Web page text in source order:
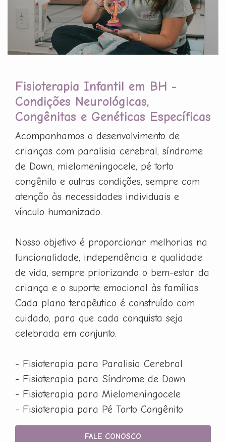
Fisioterapia Infantil em BH -
Condições Neurológicas,
Congênitas e Genéticas Específicas
Acompanhamos o desenvolvimento de
crianças com paralisia cerebral, síndrome
de Down, mielomeningocele, pé torto
congênito e outras condições, sempre com
atenção às necessidades individuais e
vínculo humanizado.
Nosso objetivo é proporcionar melhorias na
funcionalidade, independência e qualidade
de vida, sempre priorizando o bem-estar da
criança e o suporte emocional às famílias.
Cada plano terapêutico é construído com
cuidado, para que cada conquista seja
celebrada em conjunto.
- Fisioterapia para Paralisia Cerebral
- Fisioterapia para Síndrome de Down
- Fisioterapia para Mielomeningocele
- Fisioterapia para Pé Torto Congênito
FALE CONOSCO